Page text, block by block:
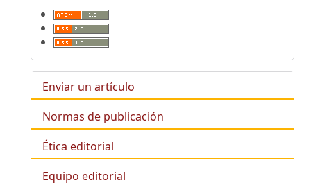
Enviar un artículo
Normas de publicación
Ética editorial
Equipo editorial